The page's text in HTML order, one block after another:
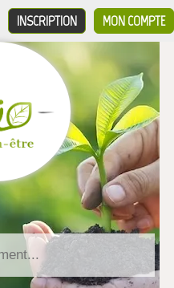
MON COMPTE
INSCRIPTION